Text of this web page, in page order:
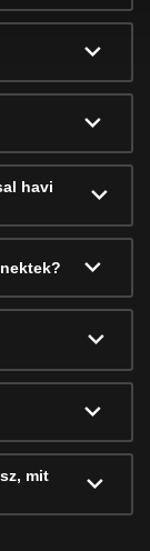
havi
mit